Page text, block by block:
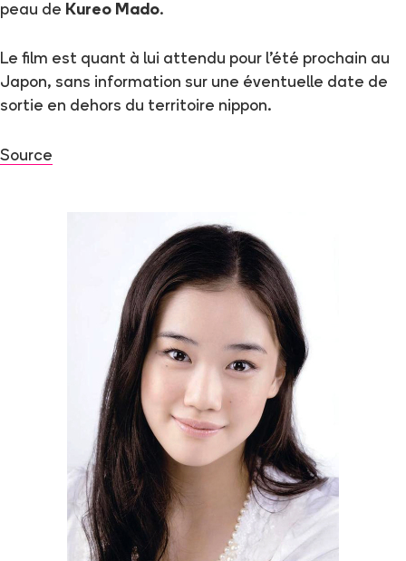
peau de Kureo Mado.
Le film est quant à lui attendu pour l'été prochain au
Japon, sans information sur une éventuelle date de
sortie en dehors du territoire nippon.
Source